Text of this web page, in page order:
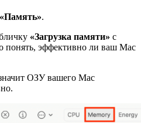
«Память».
«Загрузка памяти» с
эффективно ли ваш Mac
ОЗУ вашего Mac